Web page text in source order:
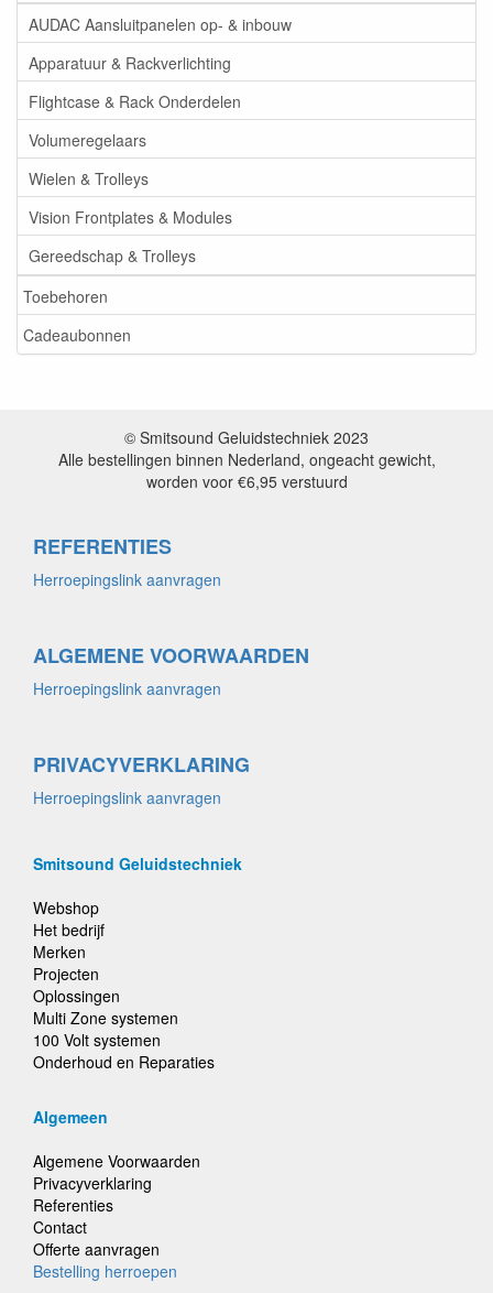
AUDAC Aansluitpanelen op- & inbouw
Apparatuur & Rackverlichting
Flightcase & Rack Onderdelen
Volumeregelaars
Wielen & Trolleys
Vision Frontplates & Modules
Gereedschap & Trolleys
Toebehoren
Cadeaubonnen
© Smitsound Geluidstechniek 2023
Alle bestellingen binnen Nederland, ongeacht gewicht,
worden voor €6,95 verstuurd
REFERENTIES
Herroepingslink aanvragen
ALGEMENE VOORWAARDEN
Herroepingslink aanvragen
PRIVACYVERKLARING
Herroepingslink aanvragen
Smitsound Geluidstechniek
Webshop
Het bedrijf
Merken
Projecten
Oplossingen
Multi Zone systemen
100 Volt systemen
Onderhoud en Reparaties
Algemeen
Algemene Voorwaarden
Privacyverklaring
Referenties
Contact
Offerte aanvragen
Bestelling herroepen